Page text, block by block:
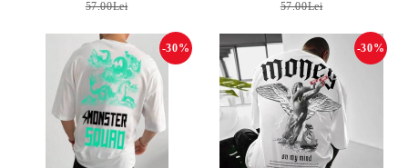
57.00Lei 57.00Lei
-30% -30%